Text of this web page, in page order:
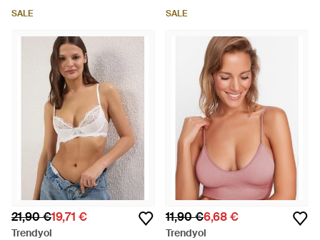
SALE SALE
21,90 €19,71 €
Trendyol
11,90 €6,68 €
Trendyol